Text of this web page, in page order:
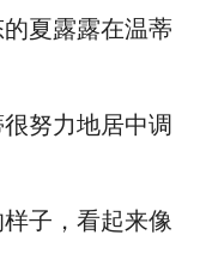
的夏露露在温蒂
努力地居中调
子，看起来像